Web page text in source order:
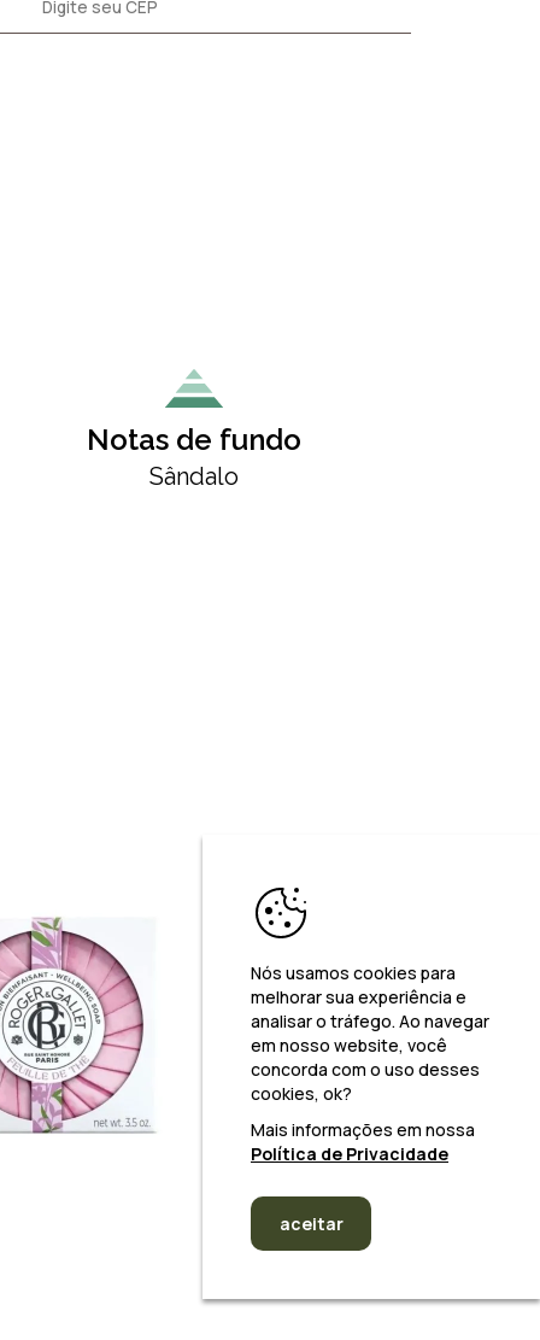
Notas de fundo
Sândalo
Nós usamos cookies para
melhorar sua experiência e
analisar o tráfego. Ao navegar
em nosso website, você
concorda com o uso desses
cookies, ok?
Mais informações em nossa
Política de Privacidade
aceitar